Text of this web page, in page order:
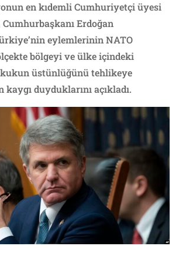
en kıdemli Cumhuriyetçi üyesi
Erdoğan
eylemlerinin NATO
bölgeyi ve ülke içindeki
üstünlüğünü tehlikeye
kaygı duyduklarını açıkladı.